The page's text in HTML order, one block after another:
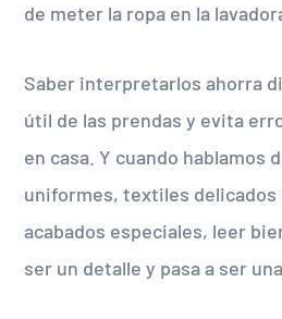
de meter la ropa en la
Saber interpretarlos ahorra
útil de las prendas y evita
en casa. Y cuando hablamos
uniformes, textiles delicados
acabados especiales, leer
ser un detalle y pasa a ser